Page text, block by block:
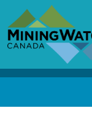
main
content